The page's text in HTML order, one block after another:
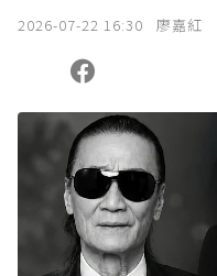
2026-07-22 16:30 廖嘉紅